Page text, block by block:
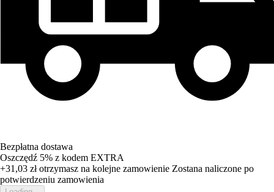
Bezpłatna dostawa
Oszczędź 5% z kodem EXTRA
+31,03 złotrzymasz na kolejne zamowienie Zostana naliczone po
potwierdzeniu zamowienia